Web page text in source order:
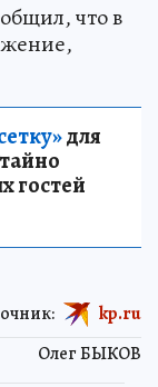
что в
для
гостей
Олег БЫКОВ
kp.ru